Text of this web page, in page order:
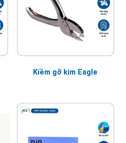
Kiềm gỡ kim Eagle